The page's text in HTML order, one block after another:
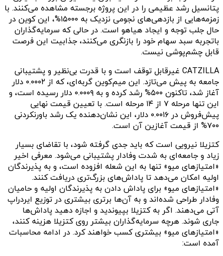
پتانسیل رشد عظیمی را در این پروژه برجسته مشاهده می‌کنند. با
زمزمه‌هایی از بازدهی‌های نجومی نزدیک به ۱۵۰۰۰%، این کوین در
حال جلب توجه و ایجاد هیاهو است. در حالی که سرمایه‌گذاران
باتجربه سبد سهام خود را بازنگری می‌کنند، جذابیت این فرصت
قابل چشم‌پوشی نیست.
CATZILLA غیرقابل توقف است و با قدرت بی‌نظیر و پشتیبانی
جامعه به پیش می‌تازد. این میم‌کوین گربه‌ای، که از ۰.۰۰۰۲ دلار
آغاز شد، تاکنون ۵۰۰% رشد کرده و به ۰.۰۰۰۹ دلار رسیده است، و
این تنها مرحله ۷ از ۱۴ مرحله است. با تعیین قیمت نهایی
پیش‌فروش در ۰.۰۰۱۶ دلار، این نشان‌دهنده یک رشد باورنکردنی
۷۰۰% از قیمت آغازین آن است.
کتزیلا نیرویی است که باید جدی گرفته شود، با تقاضای بسیار
زیاد و جامعه‌ای به شدت وفادار پشتیبانی می‌شود. معرفی اخیر
«امتیازهای میو» تنها به این شعله افزوده است، و به پذیرندگان
اولیه امکان می‌دهد تا پاداش‌های بزرگ‌تری دریافت کنند.
«امتیازهای میو» برای پاداش دادن به پذیرندگان اولیه و حامیان
وفادار طراحی شده‌اند و به آن‌ها برتری بیشتری در توزیع ایردراپ
آتی می‌دهند. اگر به کتزیلا بپیوندید و اجازه دهید پاداش‌ها
جاری شوند. هرچه سرمایه‌گذاران بیشتر روی کتزیلا هزینه کنند،
«امتیازهای میو» بیشتری کسب خواهند کرد. در ادامه محاسبات
آمده است: